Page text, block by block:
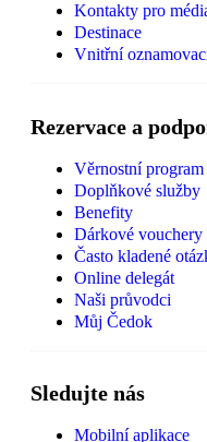
Kontakty pro
Destinace
Vnitřní
Rezervace a
Věrnostní program
Doplňkové služby
Benefity
Dárkové vouchery
Často kladené
Online delegát
Naši průvodci
Můj Čedok
Sledujte nás
Mobilní aplikace